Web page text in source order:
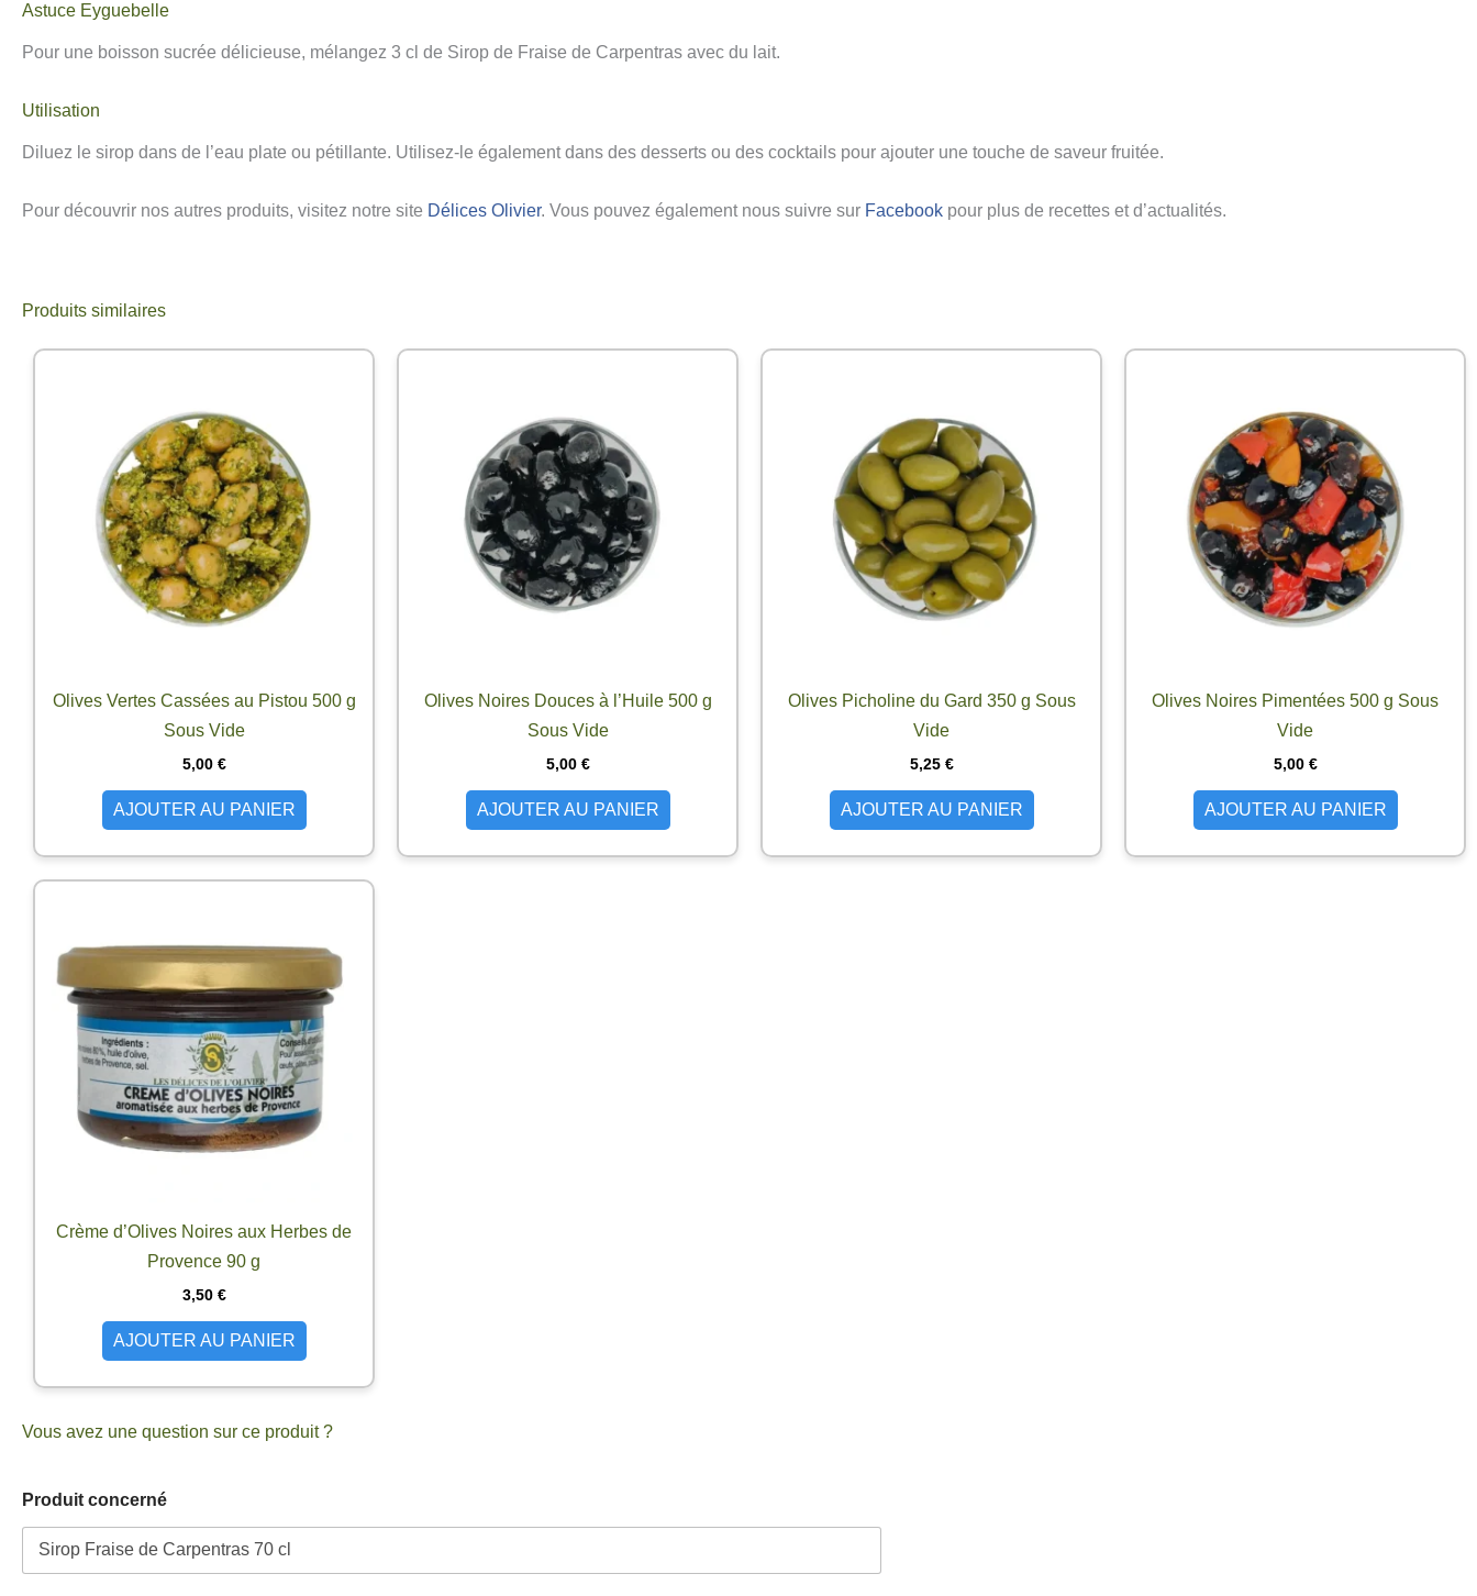
Astuce Eyguebelle
Pour une boisson sucrée délicieuse, mélangez 3 cl de Sirop de Fraise de Carpentras avec du lait.
Utilisation
Diluez le sirop dans de l’eau plate ou pétillante. Utilisez-le également dans des desserts ou des cocktails pour ajouter une touche de saveur fruitée.
Pour découvrir nos autres produits, visitez notre site Délices Olivier. Vous pouvez également nous suivre sur Facebook pour plus de recettes et d’actualités.
Produits similaires
Olives Vertes Cassées au Pistou 500 g
Sous Vide
5,00 €
AJOUTER AU PANIER
Olives Noires Douces à l’Huile 500 g
Sous Vide
5,00 €
AJOUTER AU PANIER
Olives Picholine du Gard 350 g Sous
Vide
5,25 €
AJOUTER AU PANIER
Olives Noires Pimentées 500 g Sous
Vide
5,00 €
AJOUTER AU PANIER
Crème d’Olives Noires aux Herbes de
Provence 90 g
3,50 €
AJOUTER AU PANIER
Vous avez une question sur ce produit ?
P
r
Produit concerné